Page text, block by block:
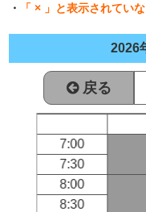
・
「 × 」と表示されてい
2026
戻る
7:00
7:30
8:00
8:30